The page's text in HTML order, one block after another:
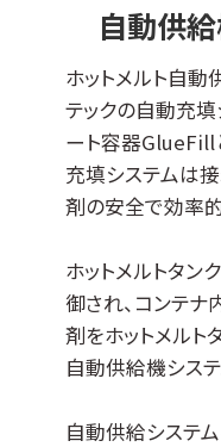
自動供給
ホットメルト自
テックの自動充填
ート容器GlueFill
充填システムは
剤の安全で効率
ホットメルトタン
御され、コンテナ
剤をホットメルト
自動供給機システ
自動供給システ